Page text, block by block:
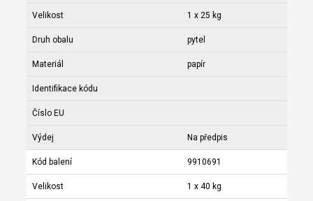
Velikost 1 x 25 kg
Druh obalu pytel
Materiál papír
Identifikace kódu
Číslo EU
Výdej Na předpis
Kód balení 9910691
Velikost 1 x 40 kg